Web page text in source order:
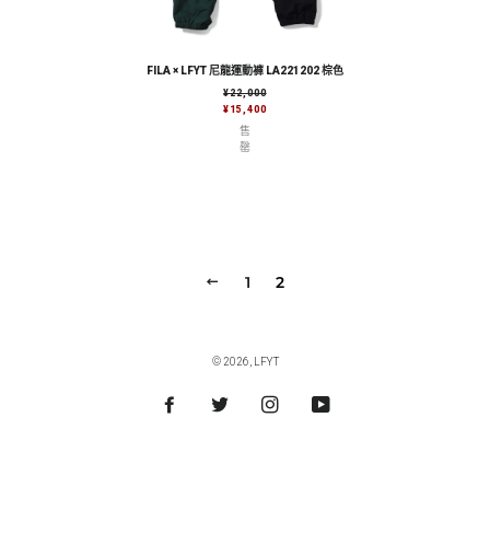
FILA × LFYT 尼龍運動褲 LA221202 棕色
售價
¥22,000
¥15,400
售
罄
1 2
© 2026, LFYT